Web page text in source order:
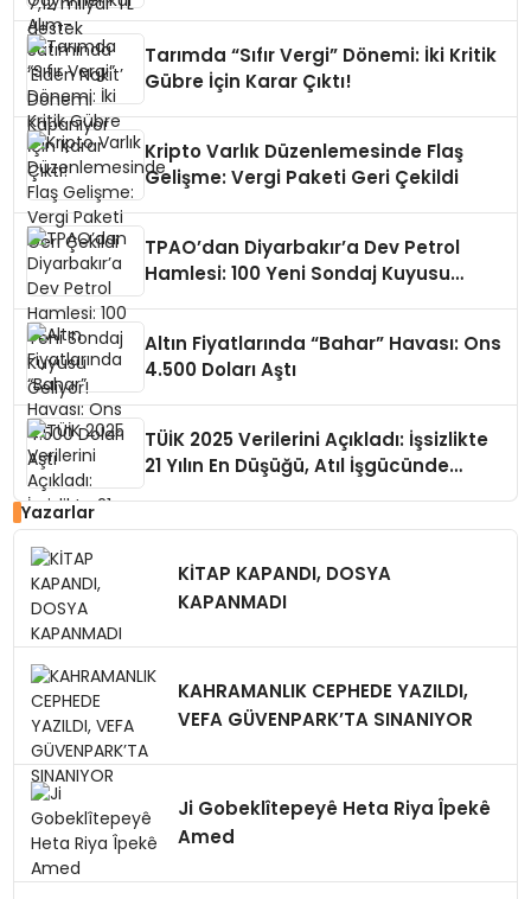
Tarımda “Sıfır Vergi” Dönemi: İki Kritik
Gübre İçin Karar Çıktı!
Kripto Varlık Düzenlemesinde Flaş
Gelişme: Vergi Paketi Geri Çekildi
TPAO’dan Diyarbakır’a Dev Petrol
Hamlesi: 100 Yeni Sondaj Kuyusu
Altın Fiyatlarında “Bahar” Havası: Ons
4.500 Doları Aştı
TÜİK 2025 Verilerini Açıkladı: İşsizlikte
21 Yılın En Düşüğü, Atıl İşgücünde
Yazarlar
KİTAP KAPANDI, DOSYA
KAPANMADI
KAHRAMANLIK CEPHEDE YAZILDI,
VEFA GÜVENPARK’TA SINANIYOR
Ji Gobeklîtepeyê Heta Riya Îpekê
Amed